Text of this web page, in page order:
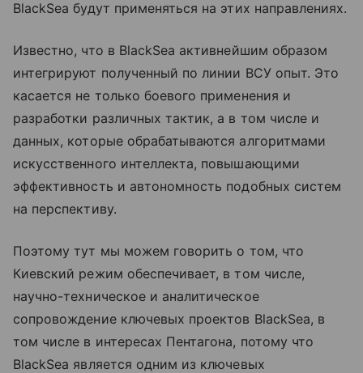
BlackSea будут применяться на этих направлениях.
Известно, что в BlackSea активнейшим образом
интегрируют полученный по линии ВСУ опыт. Это
касается не только боевого применения и
разработки различных тактик, а в том числе и
данных, которые обрабатываются алгоритмами
искусственного интеллекта, повышающими
эффективность и автономность подобных систем
на перспективу.
Поэтому тут мы можем говорить о том, что
Киевский режим обеспечивает, в том числе,
научно-техническое и аналитическое
сопровождение ключевых проектов BlackSea, в
том числе в интересах Пентагона, потому что
BlackSea является одним из ключевых